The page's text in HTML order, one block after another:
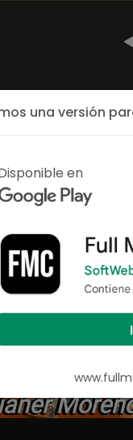
Últimos
una versión
en